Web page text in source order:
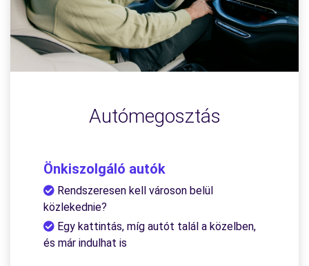
Autómegosztás
Önkiszolgáló autók
Rendszeresen kell városon belül
közlekednie?
Egy kattintás, míg autót talál a közelben,
és már indulhat is